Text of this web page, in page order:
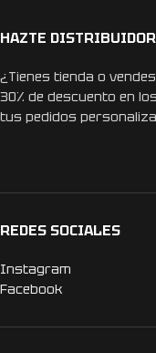
HAZTE DISTRIBUIDOR
¿Tienes tienda o
30% de descuento en
tus pedidos
REDES SOCIALES
Instagram
Facebook